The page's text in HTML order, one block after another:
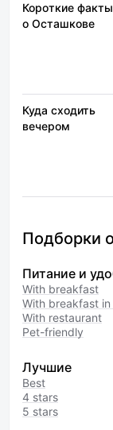
Короткие факты
о Осташкове
Куда сходить
вечером
Подборки
Питание и
With breakfast
With breakfast
With restaurant
Pet-friendly
Лучшие
Best
4 stars
5 stars